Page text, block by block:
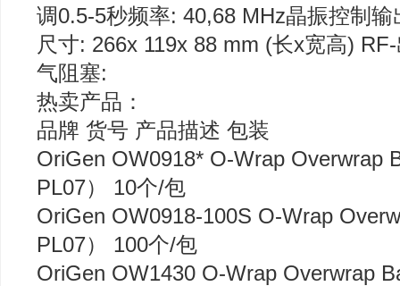
调0.5-5秒频率: 40,68 MHz晶振控制
尺寸: 266x 119x 88 mm (长x宽高)
气阻塞:
热卖产品：
品牌 货号 产品描述 包装
OriGen OW0918* O-Wrap Overwrap
PL07） 10个/包
OriGen OW0918-100S O-Wrap
PL07） 100个/包
OriGen OW1430 O-Wrap Overwrap